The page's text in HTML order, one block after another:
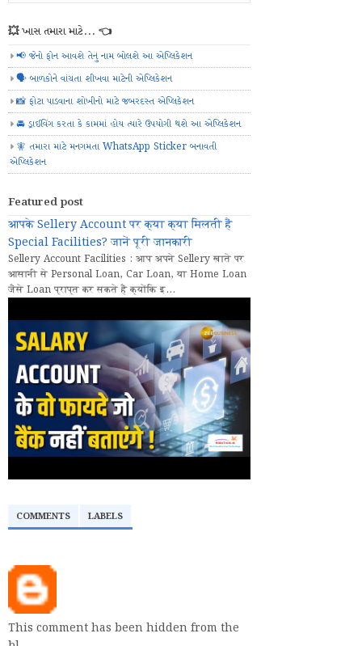
💥 ખાસ તમારા માટે... 👈
📢 જેનો ફોન આવશે તેનું નામ બોલશે આ એપ્લિકેશન
🗣️ બાળકોને વાંચતા શીખવા માટેની એપ્લિકેશન
📸 ફોટા પાડવાના શોખીનો માટે જબરદસ્ત એપ્લિકેશન
🚘 ડ્રાઈવિંગ કરતા કે કામમાં હોય ત્યારે ઉપયોગી થશે આ એપ્લિકેશન
🧚 તમારા માટે મનગમતા WhatsApp Sticker બનાવતી
એપ્લિકેશન
Featured post
आपके Sellery Account पर क्या क्या मिलती हैं
Special Facilities? जानें पूरी जानकारी
Sellery Account Facilities : आप अपने Sellery खाते पर
आसानी से Personal Loan, Car Loan, या Home Loan
जैसे Loan प्राप्त कर सकते हैं क्योंकि इ...
COMMENTS LABELS
This comment has been hidden from the